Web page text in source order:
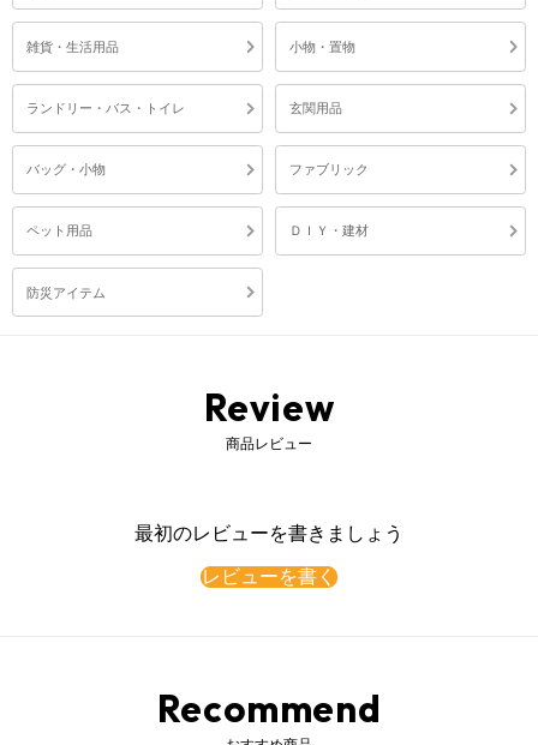
雑貨・生活用品 小物・置物
ランドリー・バス・トイレ 玄関用品
バッグ・小物 ファブリック
ペット用品 ＤＩＹ・建材
防災アイテム
Review
商品レビュー
最初のレビューを書きましょう
レビューを書く
Recommend